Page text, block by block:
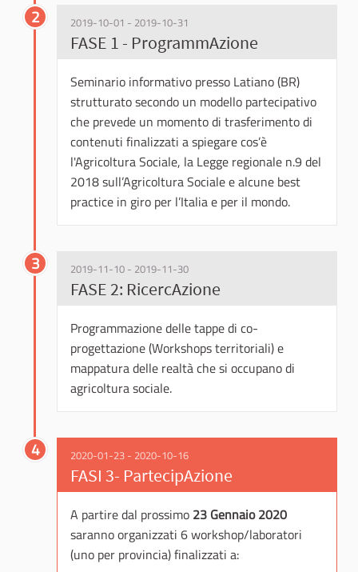
2 2019-10-01 - 2019-10-31
FASE 1 - ProgrammAzione
Seminario informativo presso Latiano (BR)
strutturato secondo un modello partecipativo
che prevede un momento di trasferimento di
contenuti finalizzati a spiegare cos’è
l'Agricoltura Sociale, la Legge regionale n.9 del
2018 sull’Agricoltura Sociale e alcune best
practice in giro per l’Italia e per il mondo.
3 2019-11-10 - 2019-11-30
FASE 2: RicercAzione
Programmazione delle tappe di co-
progettazione (Workshops territoriali) e
mappatura delle realtà che si occupano di
agricoltura sociale.
4 2020-01-23 - 2020-10-16
FASI 3- PartecipAzione
A partire dal prossimo 23 Gennaio 2020
saranno organizzati 6 workshop/laboratori
(uno per provincia) finalizzati a: